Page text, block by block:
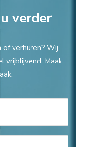
verder
of verhuren? Wij
vrijblijvend. Maak